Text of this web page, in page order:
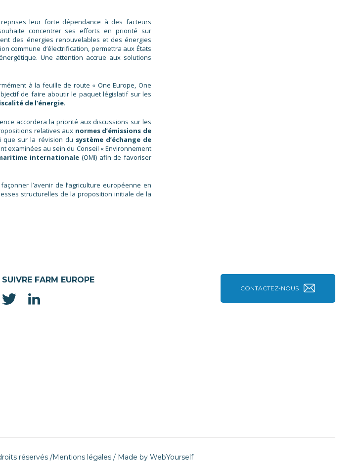
leur forte dépendance à des facteurs
concentrer ses efforts en priorité sur
des énergies renouvelables et des énergies
commune d’électrification, permettra aux États
Une attention accrue aux solutions
à la feuille de route « One Europe, One
de faire aboutir le paquet législatif sur les
de l’énergie.
accordera la priorité aux discussions sur les
relatives aux normes d’émissions de
que sur la révision du système d’échange de
examinées au sein du Conseil « Environnement
internationale (OMI) afin de favoriser
l’avenir de l’agriculture européenne en
structurelles de la proposition initiale de la
SUIVRE FARM EUROPE
CONTACTEZ-NOUS
réservés /Mentions légales / Made by WebYourself